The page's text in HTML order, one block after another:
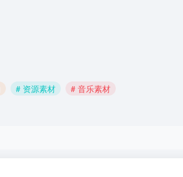
# 资源素材 # 音乐素材